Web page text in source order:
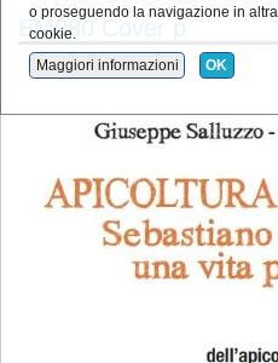
EM080 Cover p
o proseguendo la navigazione in
cookie.
Maggiori informazioni OK